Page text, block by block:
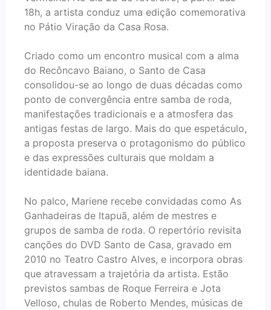
18h, a artista conduz uma edição comemorativa
no Pátio Viração da Casa Rosa.
Criado como um encontro musical com a alma
do Recôncavo Baiano, o Santo de Casa
consolidou-se ao longo de duas décadas como
ponto de convergência entre samba de roda,
manifestações tradicionais e a atmosfera das
antigas festas de largo. Mais do que espetáculo,
a proposta preserva o protagonismo do público
e das expressões culturais que moldam a
identidade baiana.
No palco, Mariene recebe convidadas como As
Ganhadeiras de Itapuã, além de mestres e
grupos de samba de roda. O repertório revisita
canções do DVD Santo de Casa, gravado em
2010 no Teatro Castro Alves, e incorpora obras
que atravessam a trajetória da artista. Estão
previstos sambas de Roque Ferreira e Jota
Velloso, chulas de Roberto Mendes, músicas de